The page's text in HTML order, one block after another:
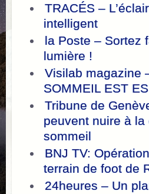
TRACÉS –
intelligent
la Poste – Sortez
lumière !
Visilab magazine
SOMMEIL EST
Tribune de
peuvent nuire à la
sommeil
BNJ TV:
terrain de foot de
24heures – Un